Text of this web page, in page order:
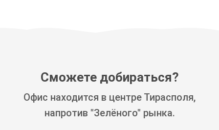
Сможете добираться?
Офис находится в центре Тирасполя,
напротив "Зелёного" рынка.